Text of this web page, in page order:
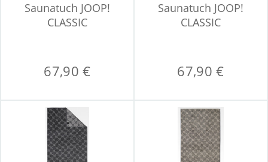
Saunatuch JOOP!
CLASSIC
67,90 €
Saunatuch JOOP!
CLASSIC
67,90 €